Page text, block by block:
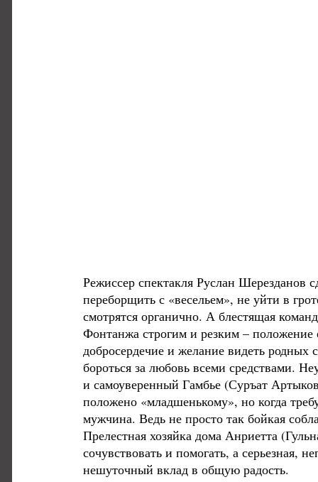
Режиссер спектакля Руслан Шерезданов
переборщить с «весельем», не уйти в
смотрятся органично. А блестящая
Фонтанжа строгим и резким – положение
добросердечие и желание видеть
бороться за любовь всеми средствами.
и самоуверенный Гамбье (Суръат
положено «младшенькому», но когда
мужчина. Ведь не просто так бойкая
Прелестная хозяйка дома Анриетта
сочувствовать и помогать, а
нешуточный вклад в общую радость.